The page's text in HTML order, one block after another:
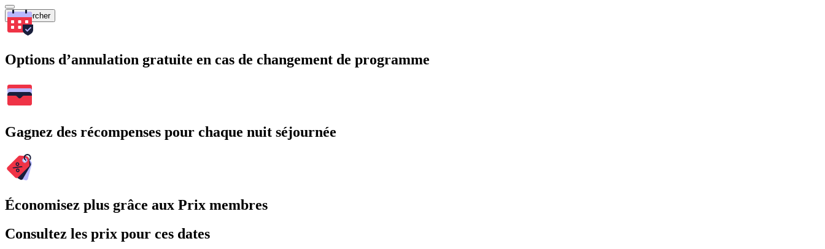
Rechercher
Options d’annulation gratuite en cas de changement de programme
Gagnez des récompenses pour chaque nuit séjournée
Économisez plus grâce aux Prix membres
Consultez les prix pour ces dates